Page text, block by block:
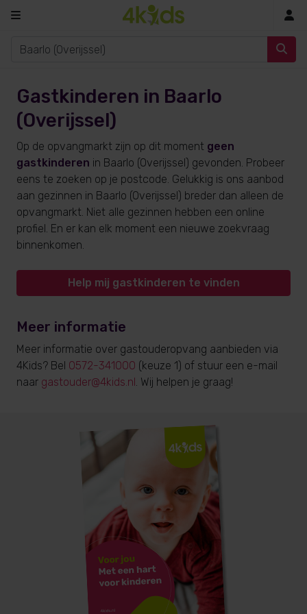
Gastkinderen in Baarlo
(Overijssel)
Op de opvangmarkt zijn op dit moment geen
gastkinderen in Baarlo (Overijssel) gevonden. Probeer
eens te zoeken op je postcode. Gelukkig is ons aanbod
aan gezinnen in Baarlo (Overijssel) breder dan alleen de
opvangmarkt. Niet alle gezinnen hebben een online
profiel. En er kan elk moment een nieuwe zoekvraag
binnenkomen.
Help mij gastkinderen te vinden
Meer informatie
Meer informatie over gastouderopvang aanbieden via
4Kids? Bel 0572-341000 (keuze 1) of stuur een e-mail
naar gastouder@4kids.nl. Wij helpen je graag!